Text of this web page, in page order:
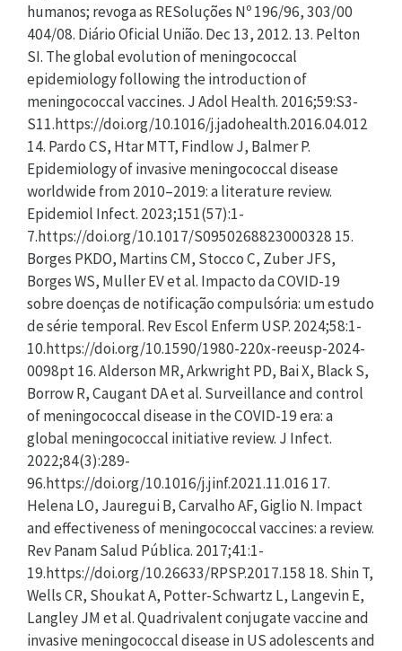
humanos; revoga as RESoluções Nº 196/96, 303/00
404/08. Diário Oficial União. Dec 13, 2012. 13. Pelton
SI. The global evolution of meningococcal
epidemiology following the introduction of
meningococcal vaccines. J Adol Health. 2016;59:S3-
S11.https://doi.org/10.1016/j.jadohealth.2016.04.012
14. Pardo CS, Htar MTT, Findlow J, Balmer P.
Epidemiology of invasive meningococcal disease
worldwide from 2010–2019: a literature review.
Epidemiol Infect. 2023;151(57):1-
7.https://doi.org/10.1017/S0950268823000328 15.
Borges PKDO, Martins CM, Stocco C, Zuber JFS,
Borges WS, Muller EV et al. Impacto da COVID-19
sobre doenças de notificação compulsória: um estudo
de série temporal. Rev Escol Enferm USP. 2024;58:1-
10.https://doi.org/10.1590/1980-220x-reeusp-2024-
0098pt 16. Alderson MR, Arkwright PD, Bai X, Black S,
Borrow R, Caugant DA et al. Surveillance and control
of meningococcal disease in the COVID-19 era: a
global meningococcal initiative review. J Infect.
2022;84(3):289-
96.https://doi.org/10.1016/j.jinf.2021.11.016 17.
Helena LO, Jauregui B, Carvalho AF, Giglio N. Impact
and effectiveness of meningococcal vaccines: a review.
Rev Panam Salud Pública. 2017;41:1-
19.https://doi.org/10.26633/RPSP.2017.158 18. Shin T,
Wells CR, Shoukat A, Potter-Schwartz L, Langevin E,
Langley JM et al. Quadrivalent conjugate vaccine and
invasive meningococcal disease in US adolescents and